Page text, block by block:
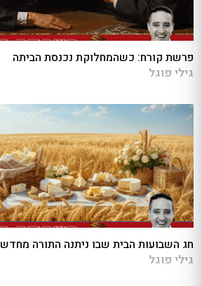
פרשת קורח: כשהמחלוקת נכנסת הביתה
גילי פוגל
חג השבועות הבית שבו ניתנה התורה מחדש
גילי פוגל